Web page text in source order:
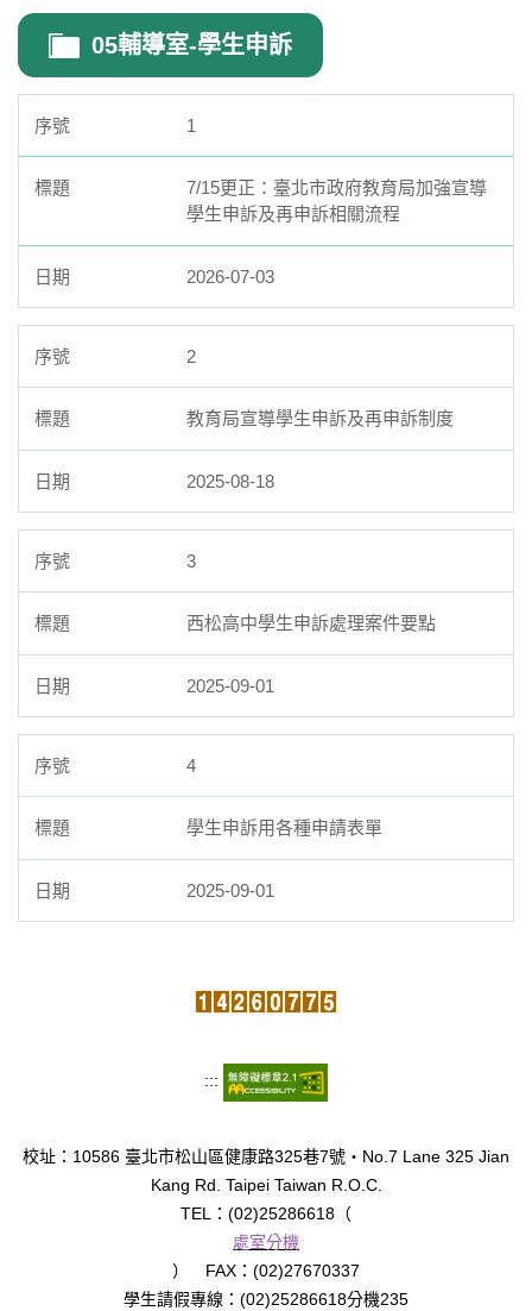
生命教育
法規表單
好站連結
學生申訴
文件資料
網站管理
家長會
臺北市111年度臺北酷課雲師資增能推廣
教育品質保證
05輔導室-學生申訴
1
7/15更正：臺北市政府教育局加強宣導
學生申訴及再申訴相關流程
2026-07-03
2
教育局宣導學生申訴及再申訴制度
2025-08-18
3
西松高中學生申訴處理案件要點
2025-09-01
4
學生申訴用各種申請表單
2025-09-01
:::
校址：10586 臺北市松山區健康路325巷7號‧No.7 Lane 325 Jian
Kang Rd. Taipei Taiwan R.O.C.
TEL：(02)25286618（
處室分機
） FAX：(02)27670337
學生請假專線：(02)25286618分機235